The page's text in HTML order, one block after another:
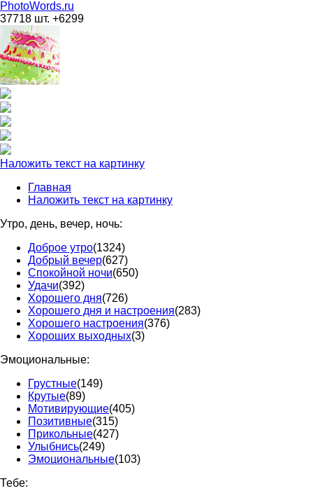
PhotoWords.ru
37718 шт. +6299
Наложить текст на картинку
Главная
Наложить текст на картинку
Утро, день, вечер, ночь:
Доброе утро(1324)
Добрый вечер(627)
Спокойной ночи(650)
Удачи(392)
Хорошего дня(726)
Хорошего дня и настроения(283)
Хорошего настроения(376)
Хороших выходных(3)
Эмоциональные:
Грустные(149)
Крутые(89)
Мотивирующие(405)
Позитивные(315)
Прикольные(427)
Улыбнись(249)
Эмоциональные(103)
Тебе: